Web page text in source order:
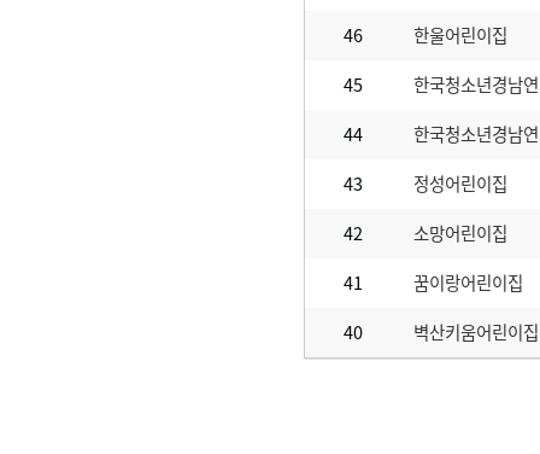
46
한울어린이집
45
한국청소년경남
44
한국청소년경남
43
정성어린이집
42
소망어린이집
41
꿈이랑어린이집
40
벽산키움어린이집